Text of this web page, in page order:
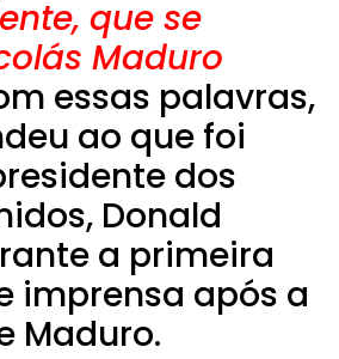
que se
Maduro
essas palavras,
ao que foi
dos
Donald
a primeira
imprensa após a
Maduro.